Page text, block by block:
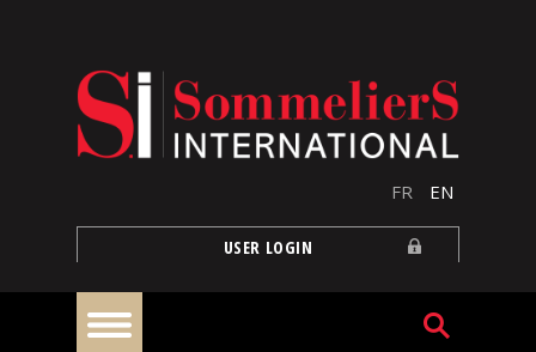
FR EN
USER LOGIN